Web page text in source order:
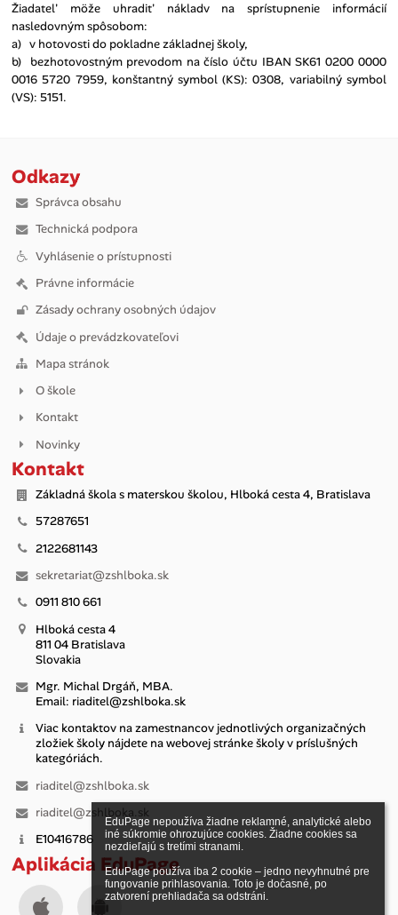
EduPage nepoužíva žiadne reklamné, analytické alebo
iné súkromie ohrozujúce cookies. Žiadne cookies sa
nezdieľajú s tretími stranami.
EduPage používa iba 2 cookie – jedno nevyhnutné pre
fungovanie prihlasovania. Toto je dočasné, po
zatvorení prehliadača sa odstráni.
Žiadatel' möže uhradit' nákladv na sprístupnenie informácií
nasledovným spôsobom:
a) v hotovosti do pokladne základnej školy,
b) bezhotovostným prevodom na číslo účtu IBAN SK61 0200 0000
0016 5720 7959, konštantný symbol (KS): 0308, variabilný symbol
(VS): 5151.
Odkazy
Správca obsahu
Technická podpora
Vyhlásenie o prístupnosti
Právne informácie
Zásady ochrany osobných údajov
Údaje o prevádzkovateľovi
Mapa stránok
O škole
Kontakt
Novinky
Kontakt
Základná škola s materskou školou, Hlboká cesta 4, Bratislava
57287651
2122681143
sekretariat@zshlboka.sk
0911 810 661
Hlboká cesta 4
811 04 Bratislava
Slovakia
Mgr. Michal Drgáň, MBA.
Email: riaditel@zshlboka.sk
Viac kontaktov na zamestnancov jednotlivých organizačných
zložiek školy nájdete na webovej stránke školy v príslušných
kategóriách.
riaditel@zshlboka.sk
riaditel@zshlboka.sk
E10416786
Aplikácia EduPage